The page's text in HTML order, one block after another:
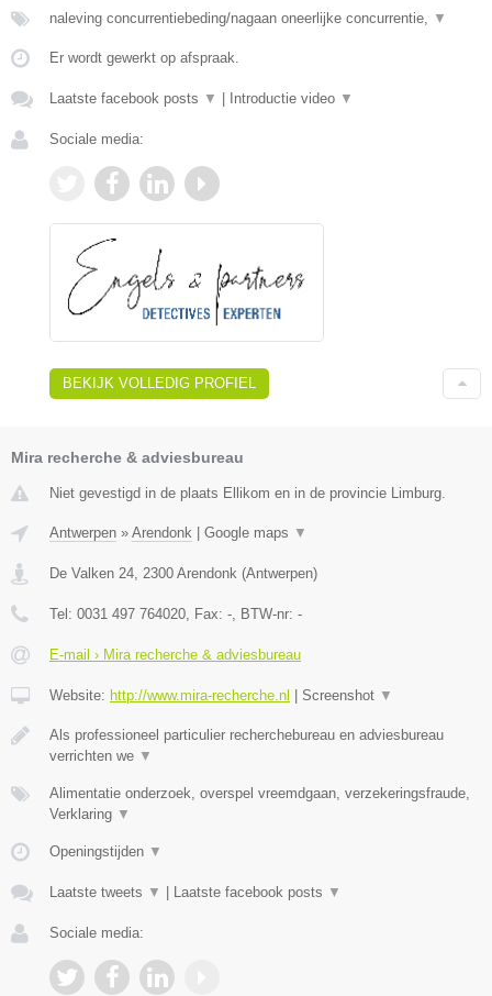
naleving concurrentiebeding/nagaan oneerlijke concurrentie, ▼
Er wordt gewerkt op afspraak.
Laatste facebook posts ▼ Introductie video ▼
Sociale media:
BEKIJK VOLLEDIG PROFIEL
Mira recherche & adviesbureau
Niet gevestigd in de plaats Ellikom en in de provincie Limburg.
Antwerpen » Arendonk Google maps ▼
De Valken 24, 2300 Arendonk (Antwerpen)
Tel: 0031 497 764020, Fax: -, BTW-nr: -
E-mail › Mira recherche & adviesbureau
Website: http://www.mira-recherche.nl Screenshot ▼
Als professioneel particulier recherchebureau en adviesbureau
verrichten we ▼
Alimentatie onderzoek, overspel vreemdgaan, verzekeringsfraude,
Verklaring ▼
Openingstijden ▼
Laatste tweets ▼ Laatste facebook posts ▼
Sociale media: